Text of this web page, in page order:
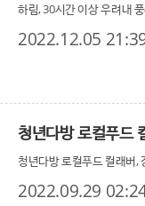
하림, 30시간 이상 우려내
2022.12.05
청년다방 로컬푸드
청년다방 로컬푸드 컬래버,
2022.09.29